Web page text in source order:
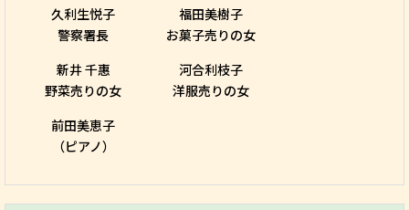
久利生悦子
警察署長
福田美樹子
お菓子売りの女
新井 千惠
野菜売りの女
河合利枝子
洋服売りの女
前田美恵子
（ピアノ）